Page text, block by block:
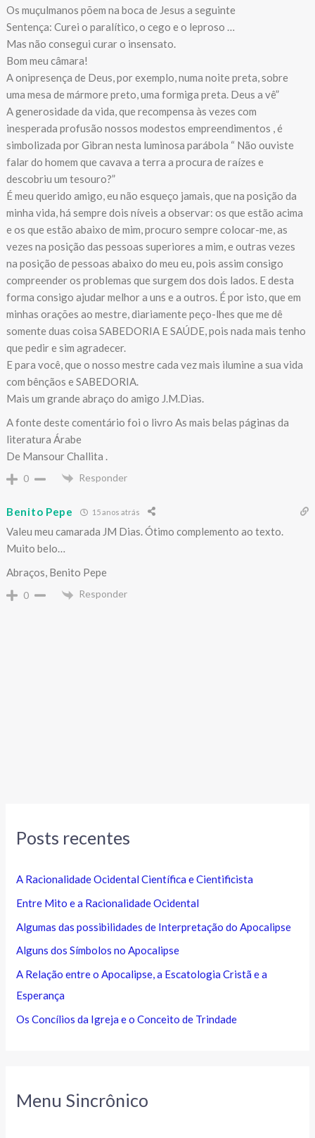
Os muçulmanos põem na boca de Jesus a seguinte
Sentença: Curei o paralítico, o cego e o leproso …
Mas não consegui curar o insensato.
Bom meu câmara!
A onipresença de Deus, por exemplo, numa noite preta, sobre
uma mesa de mármore preto, uma formiga preta. Deus a vê”
A generosidade da vida, que recompensa às vezes com
inesperada profusão nossos modestos empreendimentos , é
simbolizada por Gibran nesta luminosa parábola “ Não ouviste
falar do homem que cavava a terra a procura de raízes e
descobriu um tesouro?”
É meu querido amigo, eu não esqueço jamais, que na posição da
minha vida, há sempre dois níveis a observar: os que estão acima
e os que estão abaixo de mim, procuro sempre colocar-me, as
vezes na posição das pessoas superiores a mim, e outras vezes
na posição de pessoas abaixo do meu eu, pois assim consigo
compreender os problemas que surgem dos dois lados. E desta
forma consigo ajudar melhor a uns e a outros. É por isto, que em
minhas orações ao mestre, diariamente peço-lhes que me dê
somente duas coisa SABEDORIA E SAÚDE, pois nada mais tenho
que pedir e sim agradecer.
E para você, que o nosso mestre cada vez mais ilumine a sua vida
com bênçãos e SABEDORIA.
Mais um grande abraço do amigo J.M.Dias.
A fonte deste comentário foi o livro As mais belas páginas da
literatura Árabe
De Mansour Challita .
0 Responder
Benito Pepe 15 anos atrás
Valeu meu camarada JM Dias. Ótimo complemento ao texto.
Muito belo…
Abraços, Benito Pepe
0 Responder
Posts recentes
A Racionalidade Ocidental Científica e Cientificista
Entre Mito e a Racionalidade Ocidental
Algumas das possibilidades de Interpretação do Apocalipse
Alguns dos Símbolos no Apocalipse
A Relação entre o Apocalipse, a Escatologia Cristã e a
Esperança
Os Concílios da Igreja e o Conceito de Trindade
Menu Sincrônico